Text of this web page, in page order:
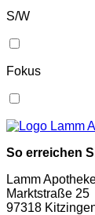
S/W
Fokus
So erreichen
Lamm
Marktstraße 25
97318